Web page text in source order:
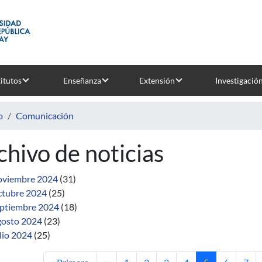
Enseñanza Extensión Investigación
Comunicación
de noticias
2024 (31)
2024 (25)
2024 (18)
2024 (23)
2024 (25)